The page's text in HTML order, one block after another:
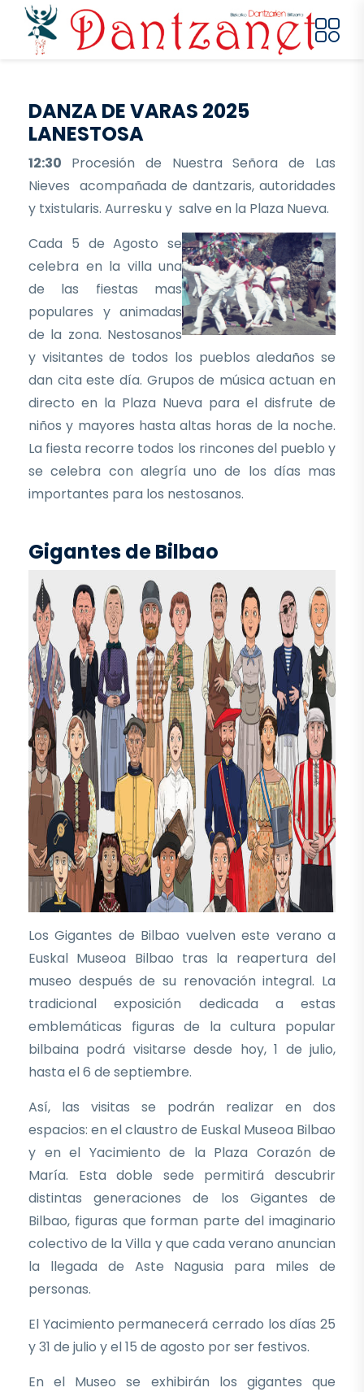
Pasar al contenido principal
DANZA DE VARAS 2025
LANESTOSA
12:30 Procesión de Nuestra Señora de Las
Nieves acompañada de dantzaris, autoridades
y txistularis. Aurresku y salve en la Plaza Nueva.
Cada 5 de Agosto se
celebra en la villa una
de las fiestas mas
populares y animadas
de la zona. Nestosanos
y visitantes de todos los pueblos aledaños se
dan cita este día. Grupos de música actuan en
directo en la Plaza Nueva para el disfrute de
niños y mayores hasta altas horas de la noche.
La fiesta recorre todos los rincones del pueblo y
se celebra con alegría uno de los días mas
importantes para los nestosanos.
Gigantes de Bilbao
Los Gigantes de Bilbao vuelven este verano a
Euskal Museoa Bilbao tras la reapertura del
museo después de su renovación integral. La
tradicional exposición dedicada a estas
emblemáticas figuras de la cultura popular
bilbaina podrá visitarse desde hoy, 1 de julio,
hasta el 6 de septiembre.
Así, las visitas se podrán realizar en dos
espacios: en el claustro de Euskal Museoa Bilbao
y en el Yacimiento de la Plaza Corazón de
María. Esta doble sede permitirá descubrir
distintas generaciones de los Gigantes de
Bilbao, figuras que forman parte del imaginario
colectivo de la Villa y que cada verano anuncian
la llegada de Aste Nagusia para miles de
personas.
El Yacimiento permanecerá cerrado los días 25
y 31 de julio y el 15 de agosto por ser festivos.
En el Museo se exhibirán los gigantes que